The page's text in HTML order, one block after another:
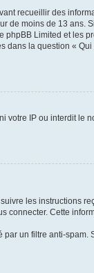
recueillir des
moins de 13 ans.
Limited et les
la question «
IP ou interdit le
les instructions
Cette
un filtre anti-spam.